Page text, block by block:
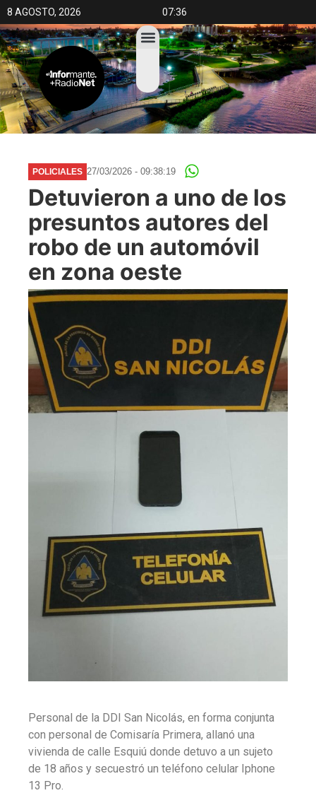
8 AGOSTO, 2026 07:36
POLICIALES 27/03/2026 - 09:38:19
Detuvieron a uno de los
presuntos autores del
robo de un automóvil
en zona oeste
Personal de la DDI San Nicolás, en forma conjunta
con personal de Comisaría Primera, allanó una
vivienda de calle Esquiú donde detuvo a un sujeto
de 18 años y secuestró un teléfono celular Iphone
13 Pro.